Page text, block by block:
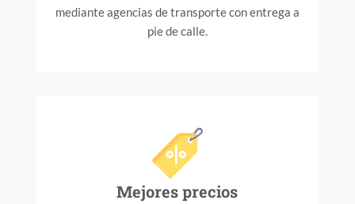
mediante agencias de transporte con entrega a
pie de calle.
Mejores precios